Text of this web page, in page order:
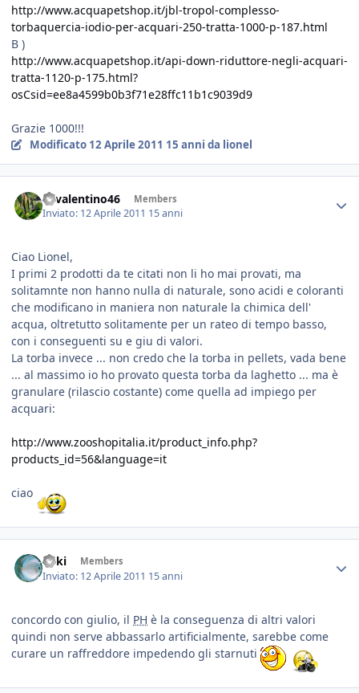
http://www.acquapetshop.it/jbl-tropol-complesso-
torbaquercia-iodio-per-acquari-250-tratta-1000-p-187.html
B )
http://www.acquapetshop.it/api-down-riduttore-negli-acquari-
tratta-1120-p-175.html?
osCsid=ee8a4599b0b3f71e28ffc11b1c9039d9
Grazie 1000!!!
Modificato 12 Aprile 2011 15 anni da lionel
46valentino46 Members
Inviato: 12 Aprile 2011 15 anni
Ciao Lionel,
I primi 2 prodotti da te citati non li ho mai provati, ma
solitamnte non hanno nulla di naturale, sono acidi e coloranti
che modificano in maniera non naturale la chimica dell'
acqua, oltretutto solitamente per un rateo di tempo basso,
con i conseguenti su e giu di valori.
La torba invece ... non credo che la torba in pellets, vada bene
... al massimo io ho provato questa torba da laghetto ... ma è
granulare (rilascio costante) come quella ad impiego per
acquari:
http://www.zooshopitalia.it/product_info.php?
products_id=56&language=it
ciao
Enki Members
Inviato: 12 Aprile 2011 15 anni
concordo con giulio, il PH è la conseguenza di altri valori
quindi non serve abbassarlo artificialmente, sarebbe come
curare un raffreddore impedendo gli starnuti